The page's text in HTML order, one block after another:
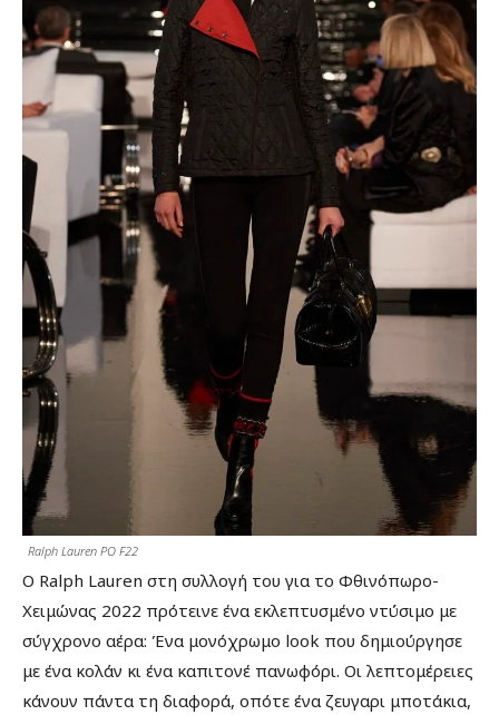
Ralph Lauren PO F22
Ο Ralph Lauren στη συλλογή του για το Φθινόπωρο-
Χειμώνας 2022 πρότεινε ένα εκλεπτυσμένο ντύσιμο με
σύγχρονο αέρα: Ένα μονόχρωμο look που δημιούργησε
με ένα κολάν κι ένα καπιτονέ πανωφόρι. Οι λεπτομέρειες
κάνουν πάντα τη διαφορά, οπότε ένα ζευγαρι μποτάκια,